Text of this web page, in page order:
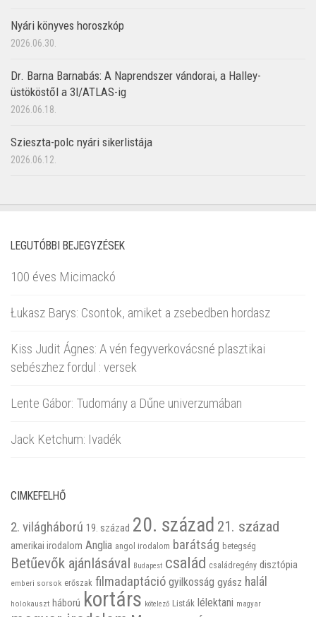
Nyári könyves horoszkóp
2026.06.30.
Dr. Barna Barnabás: A Naprendszer vándorai, a Halley-
üstököstől a 3I/ATLAS-ig
2026.06.18.
Szieszta-polc nyári sikerlistája
2026.06.12.
LEGUTÓBBI BEJEGYZÉSEK
100 éves Micimackó
Łukasz Barys: Csontok, amiket a zsebedben hordasz
Kiss Judit Ágnes: A vén fegyverkovácsné plasztikai
sebészhez fordul : versek
Lente Gábor: Tudomány a Dűne univerzumában
Jack Ketchum: Ivadék
CIMKEFELHŐ
2. világháború 19. század 20. század 21. század
amerikai irodalom Anglia angol irodalom barátság betegség
Betűevők ajánlásával Budapest család családregény disztópia
emberi sorsok erőszak filmadaptáció gyilkosság gyász halál
holokauszt háború kortárs kötelező Listák lélektani magyar